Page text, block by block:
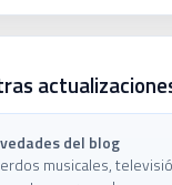
del blog
musicales,